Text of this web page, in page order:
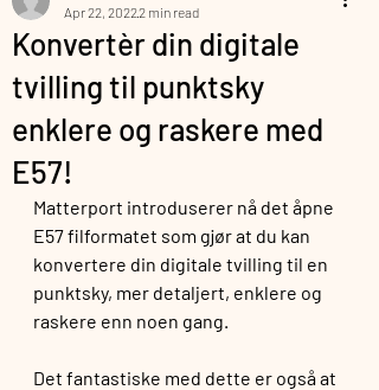
Konvertèr din digitale
tvilling til punktsky
enklere og raskere med
E57!
Apr 22, 20222 min read
Matterport introduserer nå det åpne
E57 filformatet som gjør at du kan
konvertere din digitale tvilling til en
punktsky, mer detaljert, enklere og
raskere enn noen gang.
Det fantastiske med dette er også at